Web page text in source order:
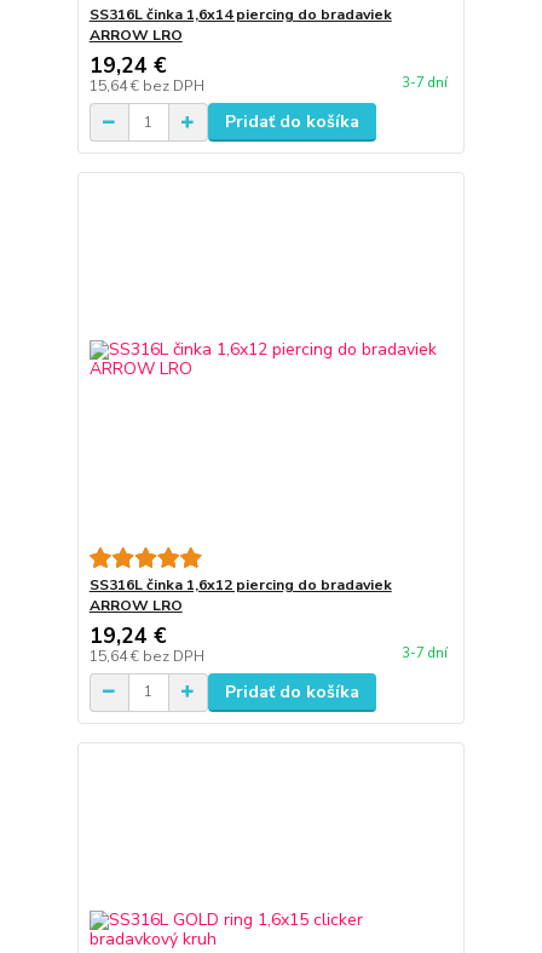
SS316L činka 1,6x14 piercing do bradaviek
ARROW LRO
19,24 €
15,64 € bez DPH 3-7 dní
Pridať do košíka
SS316L činka 1,6x12 piercing do bradaviek
ARROW LRO
19,24 €
15,64 € bez DPH 3-7 dní
Pridať do košíka